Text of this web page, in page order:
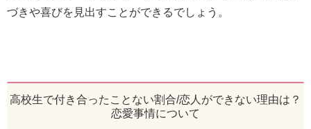
づきや喜びを見出すことができるでしょう。
高校生で付き合ったことない割合/恋人ができない理由は？
恋愛事情について